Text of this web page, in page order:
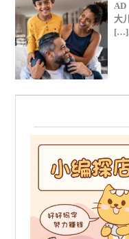
AD
大